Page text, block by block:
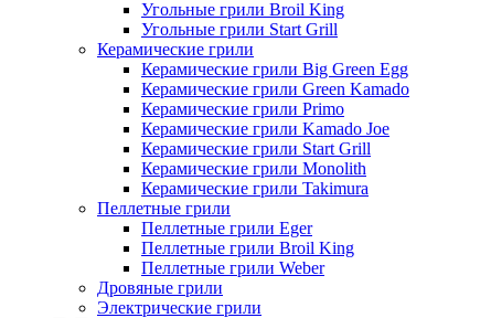
Угольные грили Broil King
Угольные грили Start Grill
Керамические грили
Керамические грили Big Green Egg
Керамические грили Green Kamado
Керамические грили Primo
Керамические грили Kamado Joe
Керамические грили Start Grill
Керамические грили Monolith
Керамические грили Takimura
Пеллетные грили
Пеллетные грили Eger
Пеллетные грили Broil King
Пеллетные грили Weber
Дровяные грили
Электрические грили